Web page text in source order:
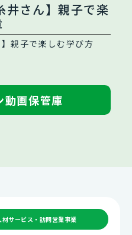
井さん】親子で楽
】親子で楽しむ学び方
動画保管庫
サービス・訪問営業事業